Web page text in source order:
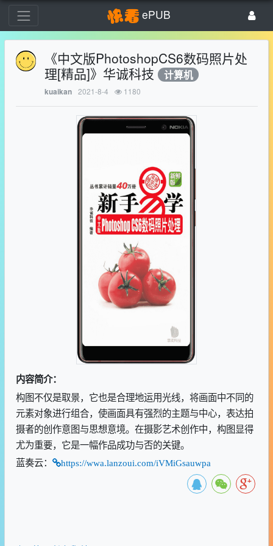
ePUB
《中文版PhotoshopCS6数码照片处
理[精品]》华诚科技 计算机
kuaikan 2021-8-4 1180
内容简介：
构图不仅是取景，它也是合理地运用光线，将画面中不同的
元素对象进行组合，使画面具有强烈的主题与中心，表达拍
摄者的创作意图与思想意境。在摄影艺术创作中，构图显得
尤为重要，它是一幅作品成功与否的关键。
蓝奏云：
https://wwa.lanzoui.com/iVMiGsauwpa